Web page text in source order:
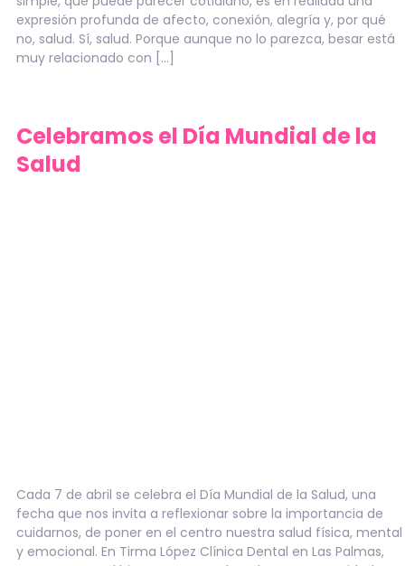
expresión profunda de afecto, conexión, alegría y, por qué
no, salud. Sí, salud. Porque aunque no lo parezca, besar está
muy relacionado con […]
Celebramos el Día Mundial de la
Salud
Cada 7 de abril se celebra el Día Mundial de la Salud, una
fecha que nos invita a reflexionar sobre la importancia de
cuidarnos, de poner en el centro nuestra salud física, mental
y emocional. En Tirma López Clínica Dental en Las Palmas,